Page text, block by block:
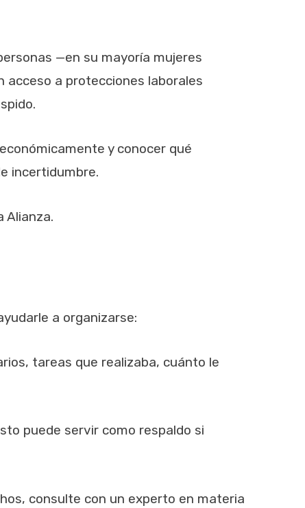
—en su mayoría mujeres
acceso a protecciones laborales
y conocer qué
incertidumbre.
Alianza.
a organizarse:
tareas que realizaba, cuánto le
puede servir como respaldo si
consulte con un experto en materia